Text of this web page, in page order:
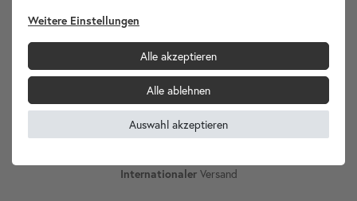
wohnfreuden.de -
Ihr Spezialist für Waschbecken Unikate!
InternationalerVersand
Weitere Einstellungen
Alle akzeptieren
Alle ablehnen
Auswahl akzeptieren